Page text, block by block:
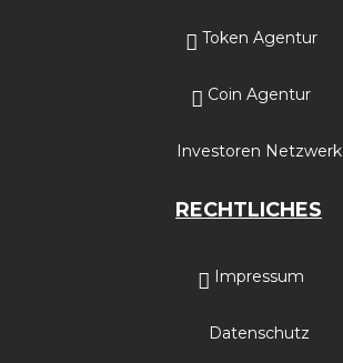
Token Agentur
Coin Agentur
Investoren Netzwerk
RECHTLICHES
Impressum
Datenschutz